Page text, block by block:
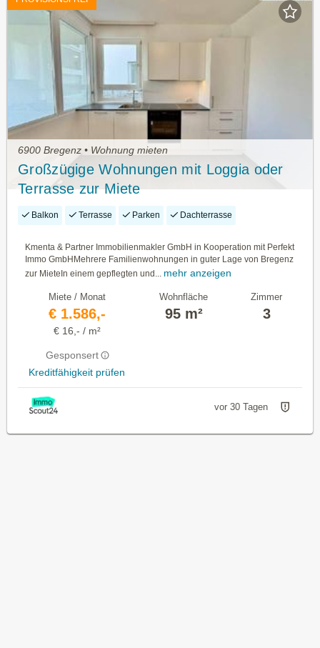
6900 Bregenz • Wohnung mieten
Großzügige Wohnungen mit Loggia oder
Terrasse zur Miete
Balkon Terrasse Parken Dachterrasse
Kmenta & Partner Immobilienmakler GmbH in Kooperation mit Perfekt
Immo GmbHMehrere Familienwohnungen in guter Lage von Bregenz
zur MieteIn einem gepflegten und... mehr anzeigen
Miete / Monat
€ 1.586,-
€ 16,- / m²
Gesponsert
Kreditfähigkeit prüfen
Wohnfläche
95 m²
Zimmer
3
vor 30 Tagen